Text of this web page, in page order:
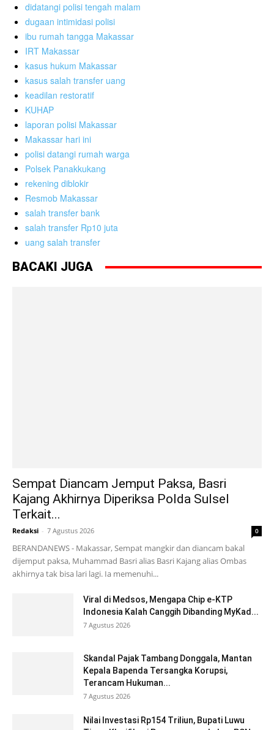
didatangi polisi tengah malam
dugaan intimidasi polisi
ibu rumah tangga Makassar
IRT Makassar
kasus hukum Makassar
kasus salah transfer uang
keadilan restoratif
KUHAP
laporan polisi Makassar
Makassar hari ini
polisi datangi rumah warga
Polsek Panakkukang
rekening diblokir
Resmob Makassar
salah transfer bank
salah transfer Rp10 juta
uang salah transfer
BACAKI JUGA
Sempat Diancam Jemput Paksa, Basri
Kajang Akhirnya Diperiksa Polda Sulsel
Terkait...
Redaksi - 7 Agustus 2026 0
BERANDANEWS - Makassar, Sempat mangkir dan diancam bakal
dijemput paksa, Muhammad Basri alias Basri Kajang alias Ombas
akhirnya tak bisa lari lagi. Ia memenuhi...
Viral di Medsos, Mengapa Chip e-KTP
Indonesia Kalah Canggih Dibanding MyKad...
7 Agustus 2026
Skandal Pajak Tambang Donggala, Mantan
Kepala Bapenda Tersangka Korupsi,
Terancam Hukuman...
7 Agustus 2026
Nilai Investasi Rp154 Triliun, Bupati Luwu